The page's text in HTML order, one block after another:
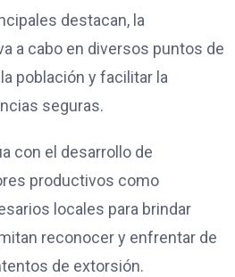
destacan, la
a cabo en diversos puntos de
población y facilitar la
seguras.
con el desarrollo de
productivos como
locales para brindar
reconocer y enfrentar de
de extorsión.